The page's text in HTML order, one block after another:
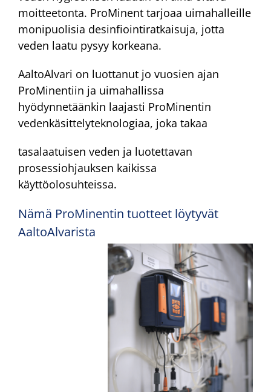
moitteetonta. ProMinent tarjoaa uimahalleille
monipuolisia desinfiointiratkaisuja, jotta
veden laatu pysyy korkeana.
AaltoAlvari on luottanut jo vuosien ajan
ProMinentiin ja uimahallissa
hyödynnetäänkin laajasti ProMinentin
vedenkäsittelyteknologiaa, joka takaa
tasalaatuisen veden ja luotettavan
prosessiohjauksen kaikissa
käyttöolosuhteissa.
Nämä ProMinentin tuotteet löytyvät
AaltoAlvarista